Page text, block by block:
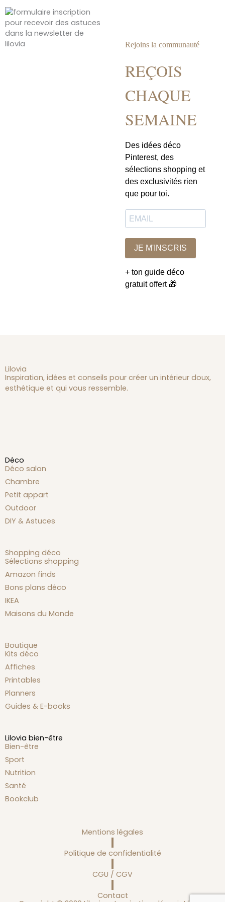
page
Rejoins la communauté
REÇOIS
CHAQUE
SEMAINE
Des idées déco
Pinterest, des
sélections shopping et
des exclusivités rien
que pour toi.
JE M'INSCRIS
+ ton guide déco
gratuit offert 🎁
Lilovia
Inspiration, idées et conseils pour créer un intérieur doux,
esthétique et qui vous ressemble.
Déco
Déco salon
Chambre
Petit appart
Outdoor
DIY & Astuces
Shopping déco
Sélections shopping
Amazon finds
Bons plans déco
IKEA
Maisons du Monde
Boutique
Kits déco
Affiches
Printables
Planners
Guides & E-books
Lilovia bien-être
Bien-être
Sport
Nutrition
Santé
Bookclub
Mentions légales
Politique de confidentialité
CGU / CGV
Contact